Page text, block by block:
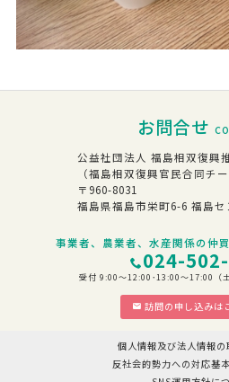
お問合せ
公益社団法人 福島相双復興
（福島相双復興官民合同チー
〒960-8031
福島県福島市栄町6-6 福島
事業者、農業者、水産関係の仲
024-
受付 9:00～12:00･13:00～17:00（
訪問の申し込みは
個人情報及び法人情報の
反社会的勢力への対応基